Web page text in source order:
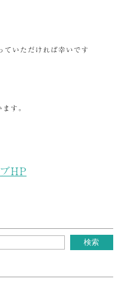
ていただければ幸いです
す。
HP